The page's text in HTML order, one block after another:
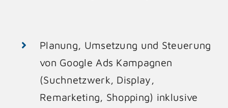
Planung, Umsetzung und Steuerung
von Google Ads Kampagnen
(Suchnetzwerk, Display,
Remarketing, Shopping) inklusive